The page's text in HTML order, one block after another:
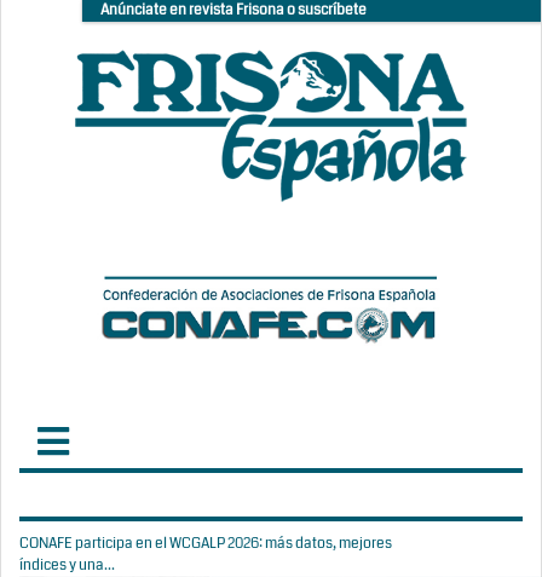
Anúnciate en revista Frisona o suscríbete
CONAFE participa en el WCGALP 2026: más datos, mejores
índices y una...